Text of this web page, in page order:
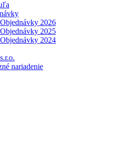
2026
2025
2024
nariadenie